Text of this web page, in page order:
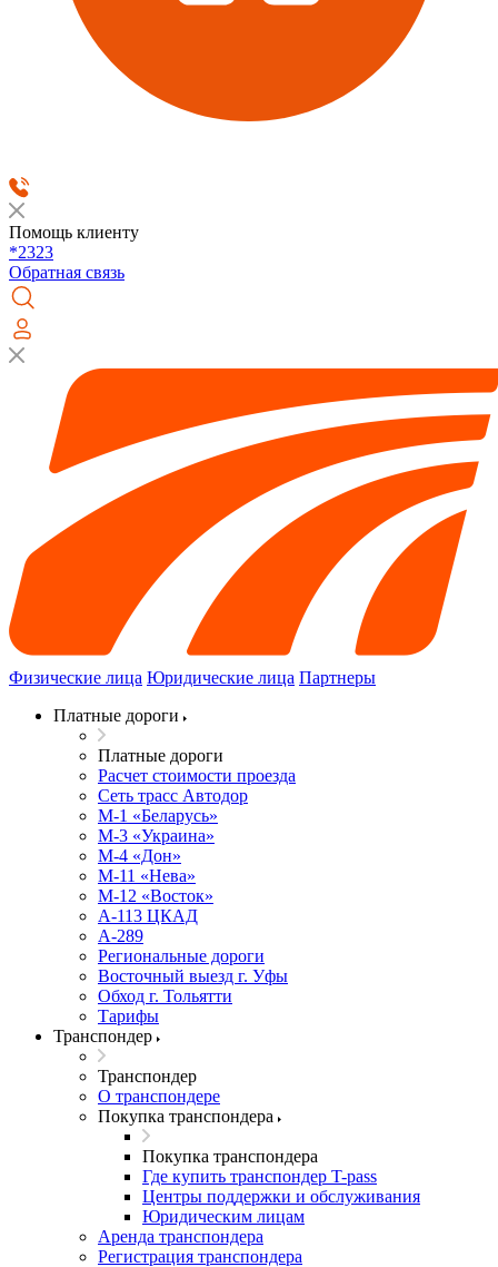
Помощь клиенту
*2323
Обратная связь
Физические лица Юридические лица Партнеры
Платные дороги
Платные дороги
Расчет стоимости проезда
Сеть трасс Автодор
М-1 «Беларусь»
М-3 «Украина»
М-4 «Дон»
М-11 «Нева»
М-12 «Восток»
А-113 ЦКАД
А-289
Региональные дороги
Восточный выезд г. Уфы
Обход г. Тольятти
Тарифы
Транспондер
Транспондер
О транспондере
Покупка транспондера
Покупка транспондера
Где купить транспондер T-pass
Центры поддержки и обслуживания
Юридическим лицам
Аренда транспондера
Регистрация транспондера